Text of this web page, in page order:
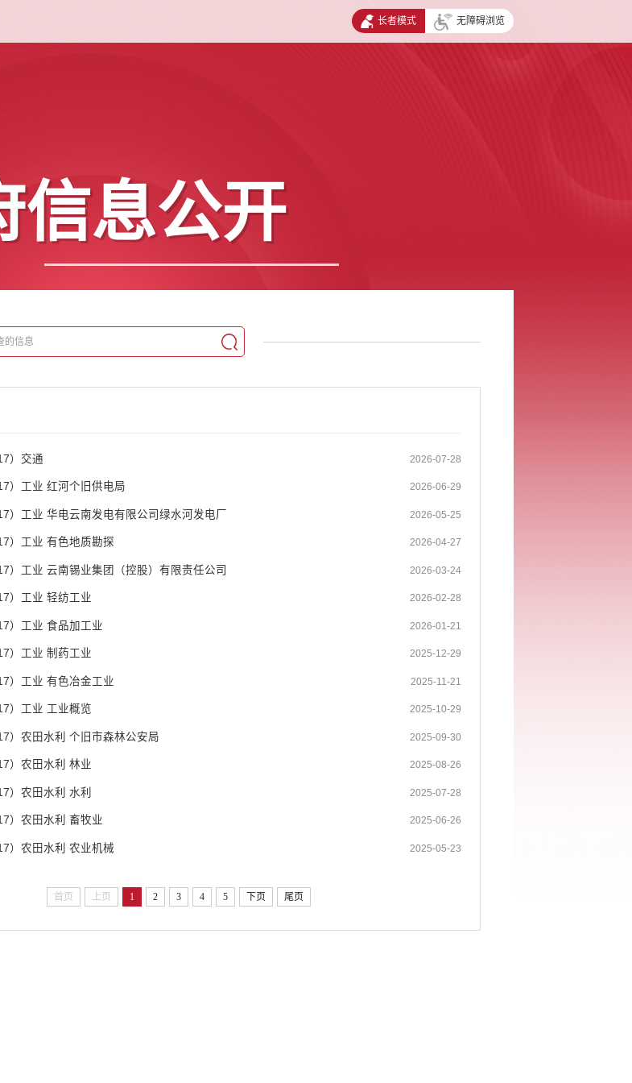
长者模式 无障碍浏览
信息公开
）交通 2026-07-28
）工业 红河个旧供电局 2026-06-29
）工业 华电云南发电有限公司绿水河发电厂 2026-05-25
）工业 有色地质勘探 2026-04-27
）工业 云南锡业集团（控股）有限责任公司 2026-03-24
）工业 轻纺工业 2026-02-28
）工业 食品加工业 2026-01-21
）工业 制药工业 2025-12-29
）工业 有色冶金工业 2025-11-21
）工业 工业概览 2025-10-29
）农田水利 个旧市森林公安局 2025-09-30
）农田水利 林业 2025-08-26
）农田水利 水利 2025-07-28
）农田水利 畜牧业 2025-06-26
）农田水利 农业机械 2025-05-23
首页 上页 1 2 3 4 5 下页 尾页